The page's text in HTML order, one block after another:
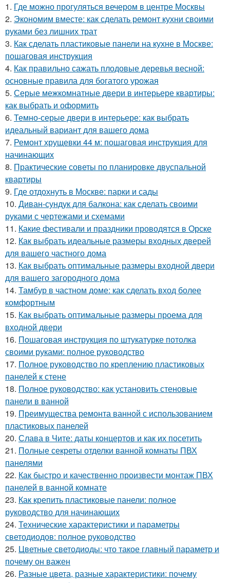
1. Где можно прогуляться вечером в центре Москвы
2. Экономим вместе: как сделать ремонт кухни своими
руками без лишних трат
3. Как сделать пластиковые панели на кухне в Москве:
пошаговая инструкция
4. Как правильно сажать плодовые деревья весной:
основные правила для богатого урожая
5. Серые межкомнатные двери в интерьере квартиры:
как выбрать и оформить
6. Темно-серые двери в интерьере: как выбрать
идеальный вариант для вашего дома
7. Ремонт хрущевки 44 м: пошаговая инструкция для
начинающих
8. Практические советы по планировке двуспальной
квартиры
9. Где отдохнуть в Москве: парки и сады
10. Диван-сундук для балкона: как сделать своими
руками с чертежами и схемами
11. Какие фестивали и праздники проводятся в Орске
12. Как выбрать идеальные размеры входных дверей
для вашего частного дома
13. Как выбрать оптимальные размеры входной двери
для вашего загородного дома
14. Тамбур в частном доме: как сделать вход более
комфортным
15. Как выбрать оптимальные размеры проема для
входной двери
16. Пошаговая инструкция по штукатурке потолка
своими руками: полное руководство
17. Полное руководство по креплению пластиковых
панелей к стене
18. Полное руководство: как установить стеновые
панели в ванной
19. Преимущества ремонта ванной с использованием
пластиковых панелей
20. Слава в Чите: даты концертов и как их посетить
21. Полные секреты отделки ванной комнаты ПВХ
панелями
22. Как быстро и качественно произвести монтаж ПВХ
панелей в ванной комнате
23. Как крепить пластиковые панели: полное
руководство для начинающих
24. Технические характеристики и параметры
светодиодов: полное руководство
25. Цветные светодиоды: что такое главный параметр и
почему он важен
26. Разные цвета, разные характеристики: почему